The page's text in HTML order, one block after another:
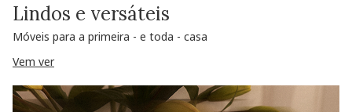
Lindos e versáteis
Móveis para a primeira - e toda - casa
Vem ver